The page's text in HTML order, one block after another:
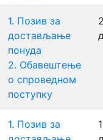
1. Позив за
достављање
понуда
2. Обавештење
о спроведном
поступку
1. Позив за